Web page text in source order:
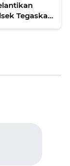
Tegaskan